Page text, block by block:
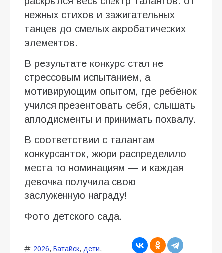
нежных стихов и зажигательных
танцев до смелых акробатических
элементов.
В результате конкурс стал не
стрессовым испытанием, а
мотивирующим опытом, где ребёнок
учился презентовать себя, слышать
аплодисменты и принимать похвалу.
В соответствии с талантам
конкурсанток, жюри распределило
места по номинациям — и каждая
девочка получила свою
заслуженную награду!
Фото детского сада.
2026, Батайск, дети,